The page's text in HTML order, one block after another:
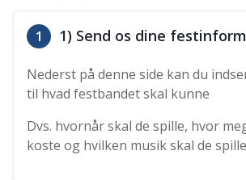
1 1) Send os dine
Nederst på denne side kan du
til hvad festbandet skal kunne
Dvs. hvornår skal de spille, hvor
koste og hvilken musik skal de spille